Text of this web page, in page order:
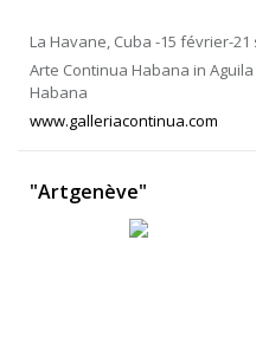
La Havane, Cuba -15 février-
Arte Continua Habana in
Habana
www.galleriacontinua.com
"Artgenève"